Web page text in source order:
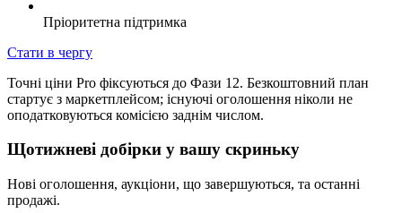
Пріоритетна підтримка
Стати в чергу
Точні ціни Pro фіксуються до Фази 12. Безкоштовний план
стартує з маркетплейсом; існуючі оголошення ніколи не
оподатковуються комісією заднім числом.
Щотижневі добірки у вашу скриньку
Нові оголошення, аукціони, що завершуються, та останні
продажі.